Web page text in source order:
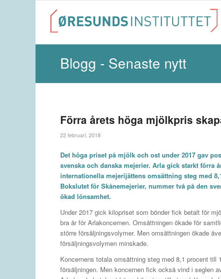
Blogg - Senaste nytt
Förra årets höga mjölkpris
22 februari, 2018
Det höga priset på mjölk och ost under 2017 gav
svenska och danska mejerier. Arla gick starkt förra
internationella mejerijättens omsättning steg med
Bokslutet för Skånemejerier, nummer två på den
ökad lönsamhet.
Under 2017 gick kilopriset som bönder fick betalt för
bra år för Arlakoncernen. Omsättningen ökade för
större försäljningsvolymer. Men omsättningen ökade
försäljningsvolymen minskade.
Koncernens totala omsättning steg med 8,1 procent
försäljningen. Men koncernen fick också vind i seglen